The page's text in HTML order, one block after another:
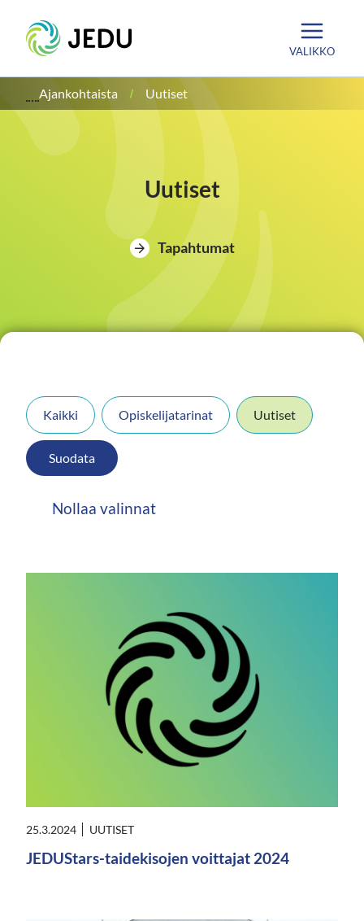
sisältöön
Etusivu
VALIKKO
Ajankohtaista Uutiset
Uutiset
Tapahtumat
Kaikki Opiskelijatarinat Uutiset
Suodata
Nollaa valinnat
25.3.2024 UUTISET
JEDUStars-taidekisojen voittajat 2024